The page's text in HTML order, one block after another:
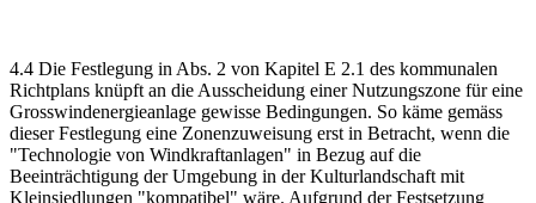
4.4 Die Festlegung in Abs. 2 von Kapitel E 2.1 des kommunalen
Richtplans knüpft an die Ausscheidung einer Nutzungszone für eine
Grosswindenergieanlage gewisse Bedingungen. So käme gemäss
dieser Festlegung eine Zonenzuweisung erst in Betracht, wenn die
"Technologie von Windkraftanlagen" in Bezug auf die
Beeinträchtigung der Umgebung in der Kultur­landschaft mit
Kleinsiedlungen "kompatibel" wäre. Aufgrund der Festsetzung